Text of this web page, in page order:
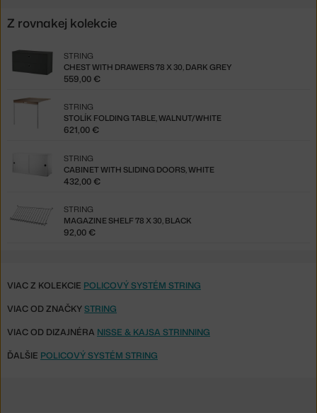
Z rovnakej kolekcie
CHEST WITH DRAWERS 78 X 30, DARK GREY
STRING
559,00 €
STOLÍK FOLDING TABLE, WALNUT/WHITE
STRING
621,00 €
CABINET WITH SLIDING DOORS, WHITE
STRING
432,00 €
MAGAZINE SHELF 78 X 30, BLACK
STRING
92,00 €
VIAC Z KOLEKCIE POLICOVÝ SYSTÉM STRING
VIAC OD ZNAČKYSTRING
VIAC OD DIZAJNÉRA NISSE & KAJSA STRINNING
ĎALŠIE POLICOVÝ SYSTÉM STRING